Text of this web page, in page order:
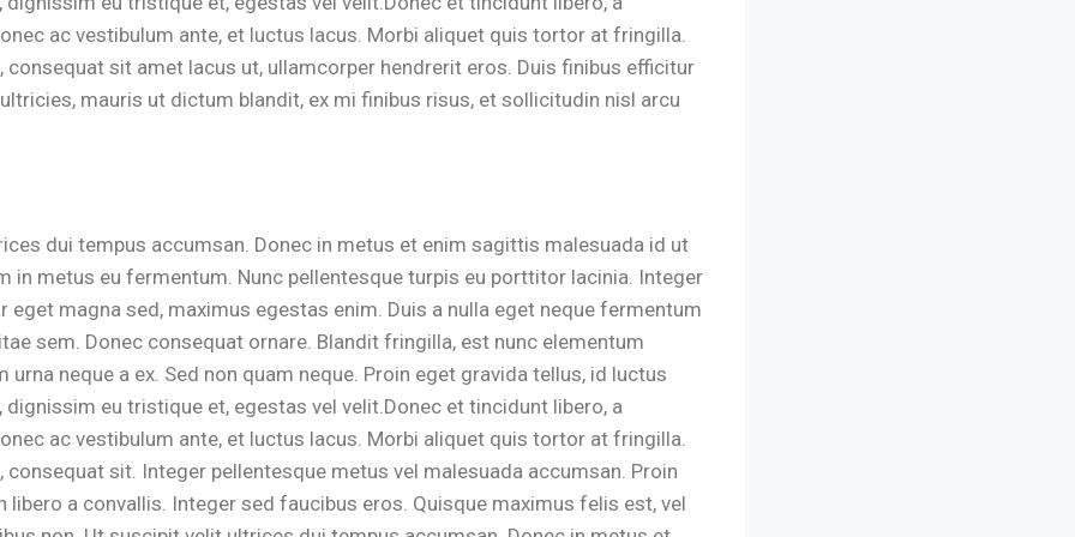
ac vestibulum ante, et luctus lacus. Morbi aliquet quis tortor at fringilla.
consequat sit amet lacus ut, ullamcorper hendrerit eros. Duis finibus efficitur
mauris ut dictum blandit, ex mi finibus risus, et sollicitudin nisl arcu
dui tempus accumsan. Donec in metus et enim sagittis malesuada id ut
in metus eu fermentum. Nunc pellentesque turpis eu porttitor lacinia. Integer
eget magna sed, maximus egestas enim. Duis a nulla eget neque fermentum
sem. Donec consequat ornare. Blandit fringilla, est nunc elementum
urna neque a ex. Sed non quam neque. Proin eget gravida tellus, id luctus
dignissim eu tristique et, egestas vel velit.Donec et tincidunt libero, a
ac vestibulum ante, et luctus lacus. Morbi aliquet quis tortor at fringilla.
consequat sit. Integer pellentesque metus vel malesuada accumsan. Proin
a convallis. Integer sed faucibus eros. Quisque maximus felis est, vel